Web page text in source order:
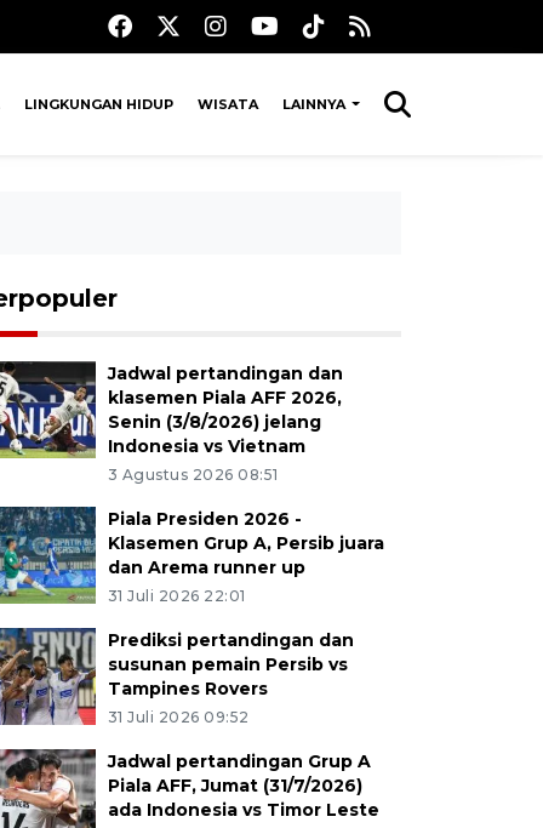
LINGKUNGAN HIDUP WISATA LAINNYA
Jadwal pertandingan dan
klasemen Piala AFF 2026,
Senin (3/8/2026) jelang
Indonesia vs Vietnam
3 Agustus 2026 08:51
Piala Presiden 2026 -
Klasemen Grup A, Persib juara
dan Arema runner up
31 Juli 2026 22:01
Prediksi pertandingan dan
susunan pemain Persib vs
Tampines Rovers
31 Juli 2026 09:52
Jadwal pertandingan Grup A
Piala AFF, Jumat (31/7/2026)
ada Indonesia vs Timor Leste